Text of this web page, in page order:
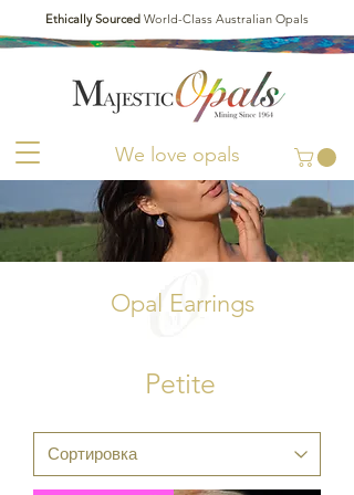
We love opals
Ethically Sourced World-Class Australian Opals
Opal Earrings
Petite